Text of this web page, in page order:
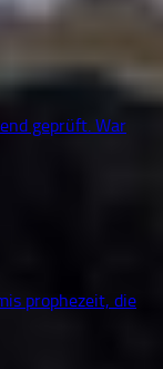
geprüft. War
prophezeit, die